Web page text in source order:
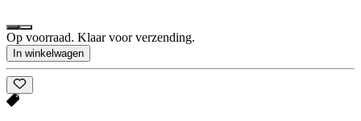
Op voorraad. Klaar voor verzending.
In winkelwagen